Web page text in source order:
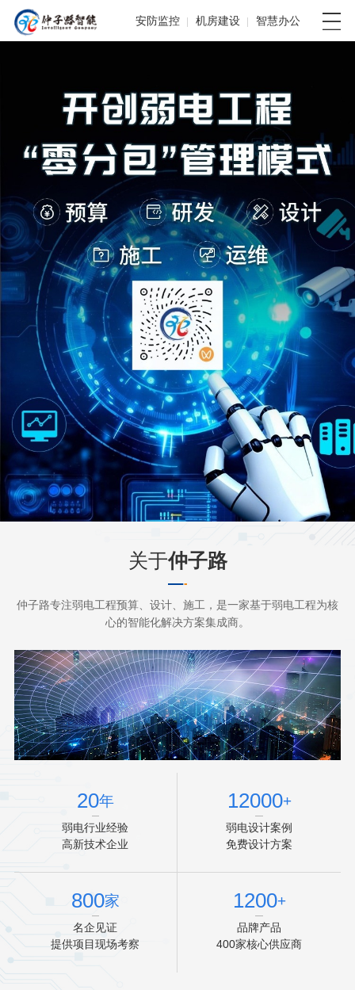
安防监控 机房建设 智慧办公
关于仲子路
仲子路专注弱电工程预算、设计、施工，是一家基于弱电工程为核
心的智能化解决方案集成商。
20年
弱电行业经验
高新技术企业
12000+
弱电设计案例
免费设计方案
800家
名企见证
提供项目现场考察
1200+
品牌产品
400家核心供应商